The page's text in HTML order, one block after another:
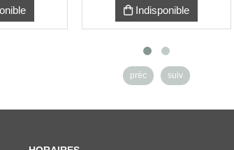
Indisponible
préc suiv